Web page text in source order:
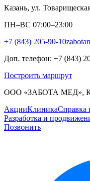
Казань, ул.
ПН–ВС 07:00–23:00
+7 (843) 205-90-10
Доп. телефон: +7 (843)
Построить маршрут
ООО «ЗАБОТА МЕД»,
АкцииКлиникаСправка
Разработка и
Позвонить